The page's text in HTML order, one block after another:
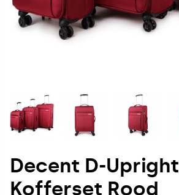
Decent D-Upright
Kofferset Rood